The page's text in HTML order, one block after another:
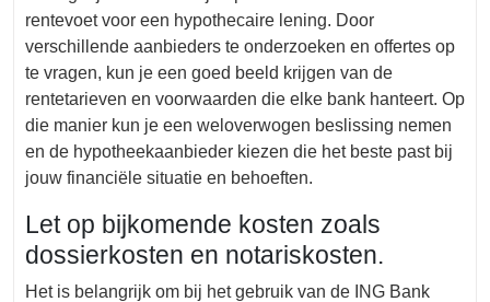
rentevoet voor een hypothecaire lening. Door
verschillende aanbieders te onderzoeken en offertes op
te vragen, kun je een goed beeld krijgen van de
rentetarieven en voorwaarden die elke bank hanteert. Op
die manier kun je een weloverwogen beslissing nemen
en de hypotheekaanbieder kiezen die het beste past bij
jouw financiële situatie en behoeften.
Let op bijkomende kosten zoals
dossierkosten en notariskosten.
Het is belangrijk om bij het gebruik van de ING Bank